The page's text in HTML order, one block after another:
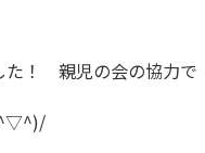
た！ 親児の会の協力で